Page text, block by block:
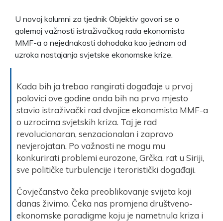
U novoj kolumni za tjednik Objektiv govori se o
golemoj važnosti istraživačkog rada ekonomista
MMF-a o nejednakosti dohodaka kao jednom od
uzroka nastajanja svjetske ekonomske krize.
Kada bih ja trebao rangirati događaje u prvoj
polovici ove godine onda bih na prvo mjesto
stavio istraživački rad dvojice ekonomista MMF-a
o uzrocima svjetskih kriza. Taj je rad
revolucionaran, senzacionalan i zapravo
nevjerojatan. Po važnosti ne mogu mu
konkurirati problemi eurozone, Grčka, rat u Siriji,
sve političke turbulencije i teroristički događaji.
Čovječanstvo čeka preoblikovanje svijeta koji
danas živimo. Čeka nas promjena društveno-
ekonomske paradigme koju je nametnula kriza i